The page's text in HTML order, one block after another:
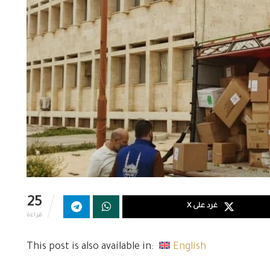
25
قراءة
غرد على X
This post is also available in: English